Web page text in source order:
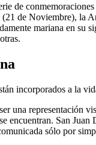
de
de Noviembre), la
mariana en su
incorporados a la
una representación
encuentran. San
sólo por